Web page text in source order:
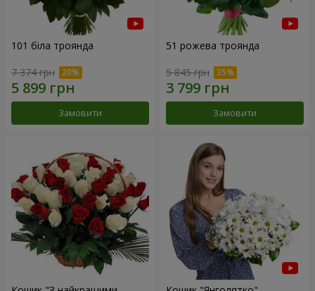
101 біла троянда
7 374 грн
Замовити
51 рожева троянда
5 845 грн
Замовити